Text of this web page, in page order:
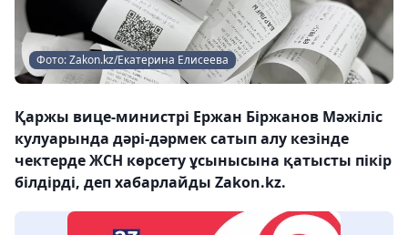
Фото: Zakon.kz/Екатерина Елисеева
Қаржы вице-министрі Ержан Біржанов Мәжіліс
кулуарында дәрі-дәрмек сатып алу кезінде
чектерде ЖСН көрсету ұсынысына қатысты пікір
білдірді, деп хабарлайды Zakon.kz.